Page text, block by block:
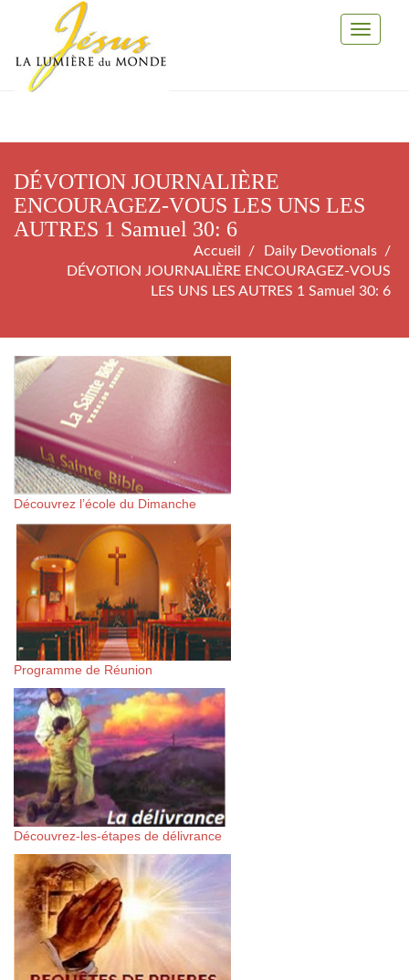
Toggle
DÉVOTION JOURNALIÈRE
ENCOURAGEZ-VOUS LES UNS LES
AUTRES 1 Samuel 30: 6
Accueil
Daily Devotionals
DÉVOTION JOURNALIÈRE ENCOURAGEZ-VOUS
LES UNS LES AUTRES 1 Samuel 30: 6
Découvrez l’école du Dimanche
Programme de Réunion
Découvrez-les-étapes de délivrance